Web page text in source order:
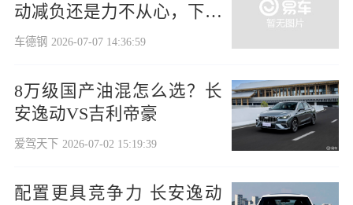
动减负还是力不从心，下半
年见分晓
车德钢 2026-07-07 14:36:59
8万级国产油混怎么选？长
安逸动VS吉利帝豪
爱驾天下 2026-07-02 15:19:39
配置更具竞争力 长安逸动